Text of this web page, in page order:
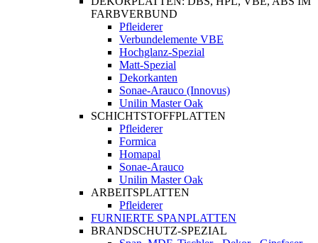
FARBVERBUND
Pfleiderer
Verbundelemente VBE
Hochglanz-Spezial
Matt-Spezial
Dekorkanten
Sonae-Arauco (Innovus)
Unilin Master Oak
SCHICHTSTOFFPLATTEN
Pfleiderer
Formica
Homapal
Sonae-Arauco
Unilin Master Oak
ARBEITSPLATTEN
Pfleiderer
FURNIERTE SPANPLATTEN
BRANDSCHUTZ-SPEZIAL